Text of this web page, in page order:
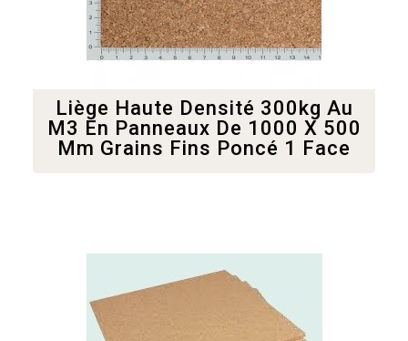
Liège Haute Densité 300kg Au
M3 En Panneaux De 1000 X 500
Mm Grains Fins Poncé 1 Face